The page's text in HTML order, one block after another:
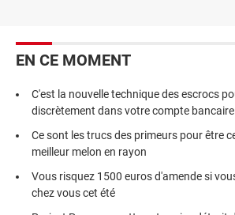
EN CE MOMENT
C'est la nouvelle technique des escrocs
discrètement dans votre compte bancaire
Ce sont les trucs des primeurs pour être
meilleur melon en rayon
Vous risquez 1500 euros d'amende si
chez vous cet été